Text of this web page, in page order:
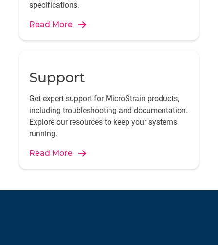
specifications.
Read More
Support
Get expert support for MicroStrain products,
including troubleshooting and documentation.
Explore our resources to keep your systems
running.
Read More